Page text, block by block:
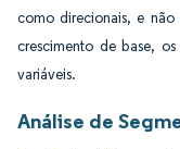
como direcionais, e
crescimento de base,
variáveis.
Análise de